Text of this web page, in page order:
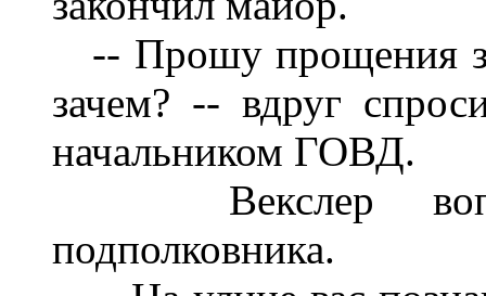
-- Прошу прощения
зачем? -- вдруг
начальником ГОВД.
Векслер
подполковника.